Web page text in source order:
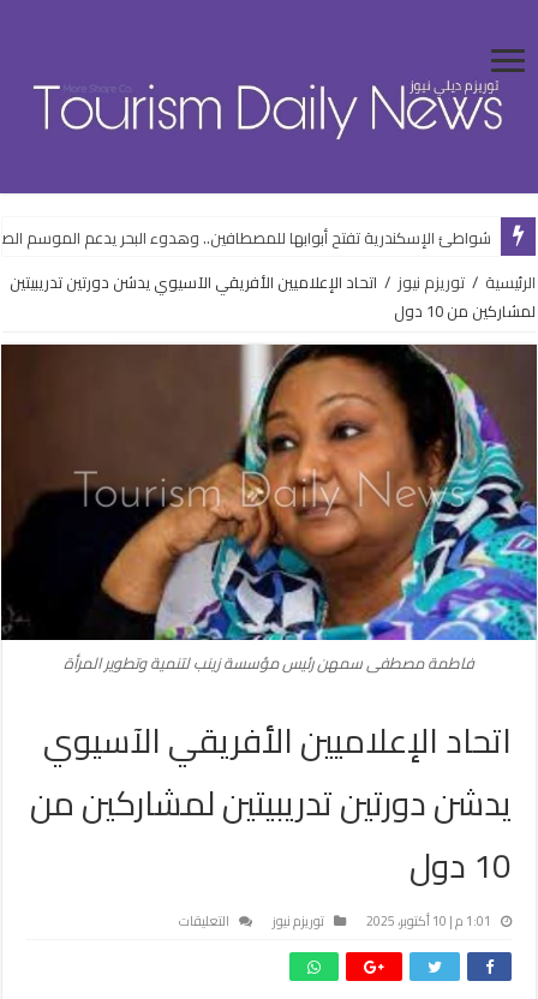
شواطئ الإسكندرية تفتح أبوابها للمصطافين.. وهدوء البحر يدعم الموسم
الرئيسية / توريزم نيوز / اتحاد الإعلاميين الأفريقي الآسيوي يدشن دورتين تدريبيتين
لمشاركين من 10 دول
فاطمة مصطفى سمهن رئيس مؤسسة زينب لتنمية وتطوير المرأة
اتحاد الإعلاميين الأفريقي الآسيوي
يدشن دورتين تدريبيتين لمشاركين من
10 دول
1:01 م | 10 أكتوبر، 2025 توريزم نيوز التعليقات